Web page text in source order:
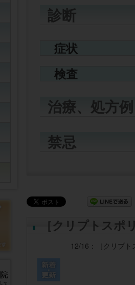
診断
症状
検査
治療、処方例
禁忌
［クリプトスポ
12/16： ［クリプ